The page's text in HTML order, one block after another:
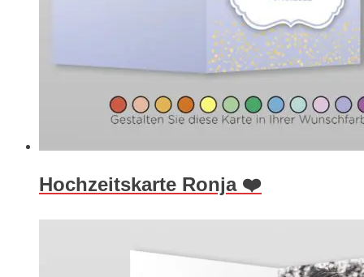
Hochzeitskarte Ronja ❤️